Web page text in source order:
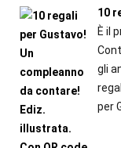
10
È il
gli
per